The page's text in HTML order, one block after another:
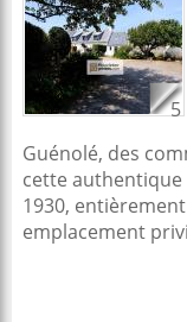
5
Guénolé, des
cette authentique
1930,
emplacement